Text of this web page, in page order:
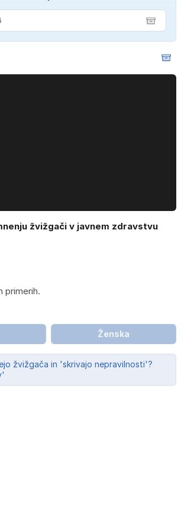
žvižgači v javnem zdravstvu
primerih.
Ženska
žvižgača in 'skrivajo nepravilnosti'?